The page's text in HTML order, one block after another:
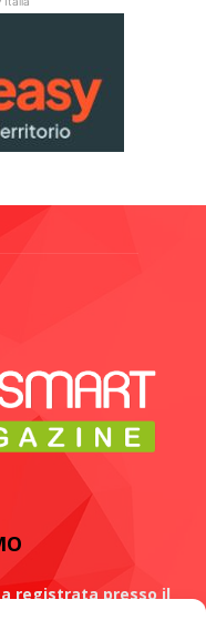
registrata presso il